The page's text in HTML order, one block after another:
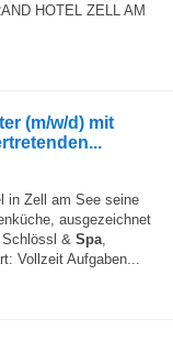
HOTEL ZELL AM
(m/w/d) mit
in Zell am See seine
ausgezeichnet
Schlössl & Spa,
Vollzeit Aufgaben...